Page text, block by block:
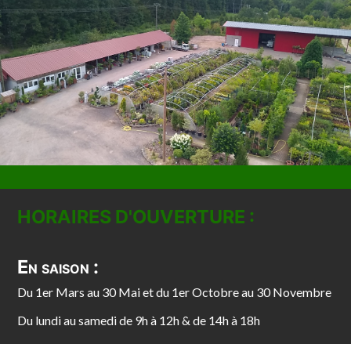
HORAIRES D'OUVERTURE :
En saison :
Du 1er Mars au 30 Mai et du 1er Octobre au 30 Novembre
Du lundi au samedi de 9h à 12h & de 14h à 18h